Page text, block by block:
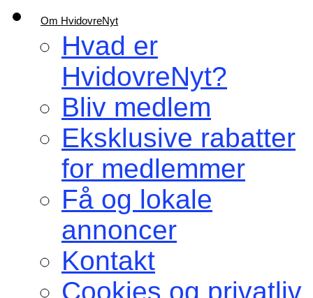
Om HvidovreNyt
Hvad er
HvidovreNyt?
Bliv medlem
Eksklusive rabatter
for medlemmer
Få og lokale
annoncer
Kontakt
Cookies og privatliv